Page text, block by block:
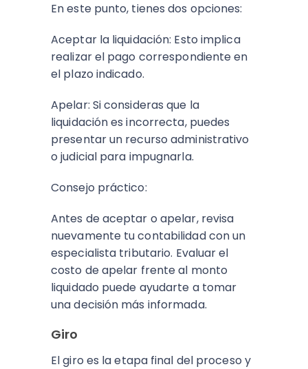
En este punto, tienes dos opciones:
Aceptar la liquidación: Esto implica
realizar el pago correspondiente en
el plazo indicado.
Apelar: Si consideras que la
liquidación es incorrecta, puedes
presentar un recurso administrativo
o judicial para impugnarla.
Consejo práctico:
Antes de aceptar o apelar, revisa
nuevamente tu contabilidad con un
especialista tributario. Evaluar el
costo de apelar frente al monto
liquidado puede ayudarte a tomar
una decisión más informada.
Giro
El giro es la etapa final del proceso y